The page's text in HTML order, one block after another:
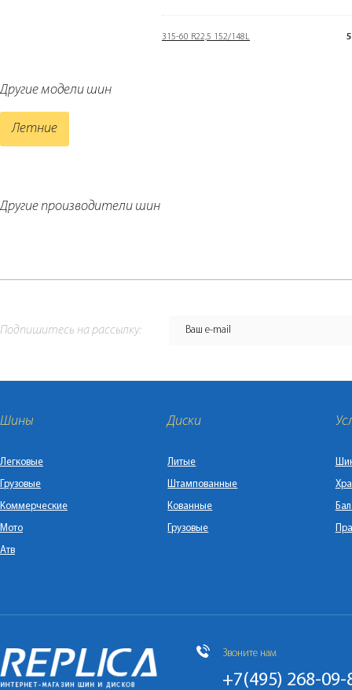
315-60 R22,5 152/148L
Другие модели шин
Летние
Другие производители шин
Подпишитесь на рассылку:
Шины
Легковые
Грузовые
Коммерческие
Мото
Атв
Диски
Литые
Штампованные
Кованные
Грузовые
Звоните нам
+7(495) 268-09-